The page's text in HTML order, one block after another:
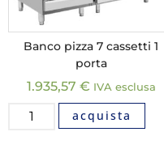
Banco pizza 7 cassetti 1
porta
1.935,57 € IVA esclusa
acquista